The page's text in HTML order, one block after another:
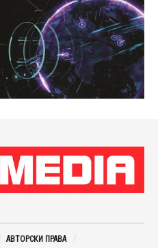
АВТОРСКИ ПРАВА